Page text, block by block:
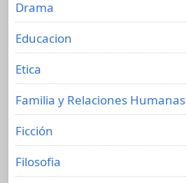
Drama
Educacion
Etica
Familia y Relaciones Humanas
Ficción
Filosofia